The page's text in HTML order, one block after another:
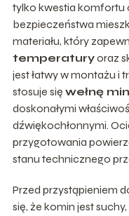
tylko kwestia komfortu
bezpieczeństwa
materiału, który
temperaturyoraz
jest łatwy w montażu i
stosuje się wełnę
doskonałymi
dźwiękochłonnymi.
przygotowania
stanu technicznego
Przed przystąpieniem
się, że komin jest